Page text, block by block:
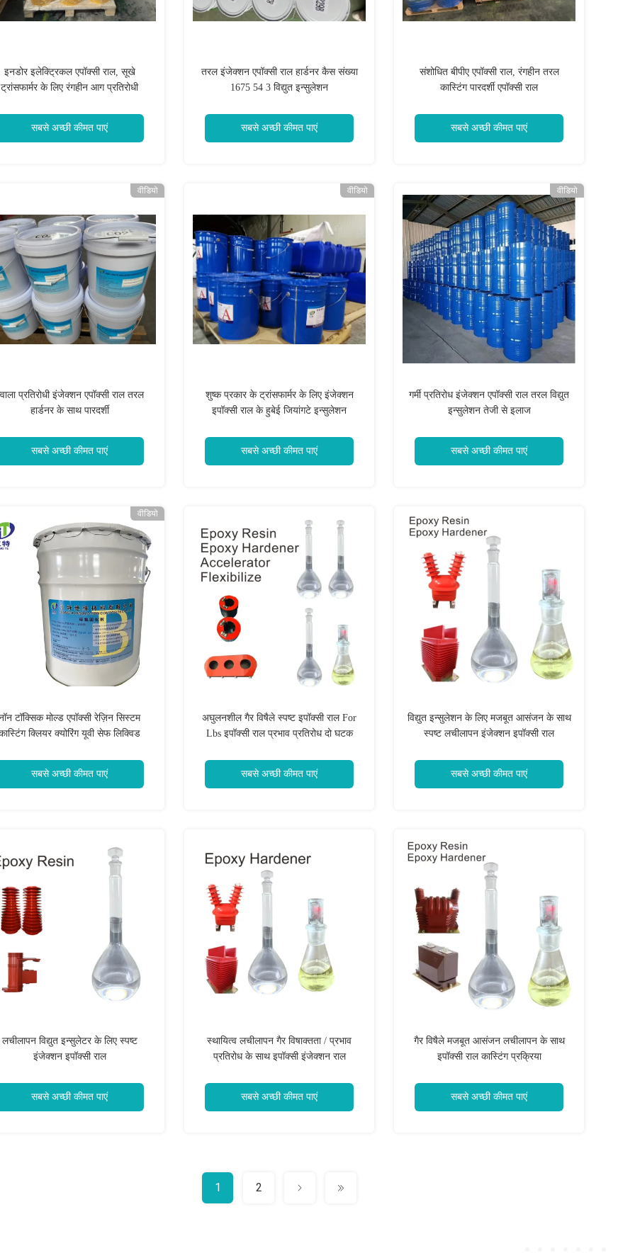
इनडोर इलेक्ट्रिकल एपॉक्सी राल, सूखे
ट्रांसफार्मर के लिए रंगहीन आग प्रतिरोधी
सबसे अच्छी कीमत पाएं
तरल इंजेक्शन एपॉक्सी राल हार्डनर कैस संख्या
1675 54 3 विद्युत इन्सुलेशन
सबसे अच्छी कीमत पाएं
संशोधित बीपीए एपॉक्सी राल, रंगहीन तरल
कास्टिंग पारदर्शी एपॉक्सी राल
सबसे अच्छी कीमत पाएं
वीडियो
प्रतिरोधी इंजेक्शन एपॉक्सी राल तरल
हार्डनर के साथ पारदर्शी
सबसे अच्छी कीमत पाएं
वीडियो
शुष्क प्रकार के ट्रांसफार्मर के लिए इंजेक्शन
इपॉक्सी राल के हुबेई जियांगटे इन्सुलेशन
सबसे अच्छी कीमत पाएं
वीडियो
गर्मी प्रतिरोध इंजेक्शन एपॉक्सी राल तरल विद्युत
इन्सुलेशन तेजी से इलाज
सबसे अच्छी कीमत पाएं
वीडियो
टॉक्सिक मोल्ड एपॉक्सी रेज़िन सिस्टम
क्लियर क्योरिंग यूवी सेफ लिक्विड
सबसे अच्छी कीमत पाएं
अघुलनशील गैर विषैले स्पष्ट इपॉक्सी राल For
Lbs इपॉक्सी राल प्रभाव प्रतिरोध दो घटक
सबसे अच्छी कीमत पाएं
विद्युत इन्सुलेशन के लिए मजबूत आसंजन के साथ
स्पष्ट लचीलापन इंजेक्शन इपॉक्सी राल
सबसे अच्छी कीमत पाएं
लचीलापन विद्युत इन्सुलेटर के लिए स्पष्ट
इंजेक्शन इपॉक्सी राल
सबसे अच्छी कीमत पाएं
स्थायित्व लचीलापन गैर विषाक्तता / प्रभाव
प्रतिरोध के साथ इपॉक्सी इंजेक्शन राल
सबसे अच्छी कीमत पाएं
गैर विषैले मजबूत आसंजन लचीलापन के साथ
इपॉक्सी राल कास्टिंग प्रक्रिया
सबसे अच्छी कीमत पाएं
1 2